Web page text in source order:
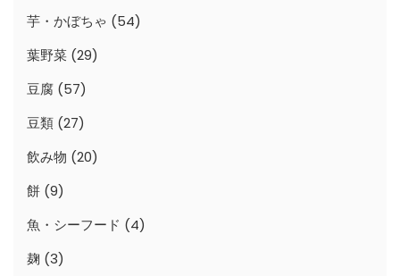
芋・かぼちゃ (54)
葉野菜 (29)
豆腐 (57)
豆類 (27)
飲み物 (20)
餅 (9)
魚・シーフード (4)
麹 (3)